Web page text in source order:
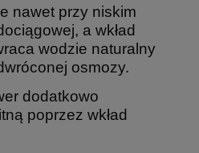
nawet przy niskim
a wkład
wodzie naturalny
osmozy.
dodatkowo
poprzez wkład